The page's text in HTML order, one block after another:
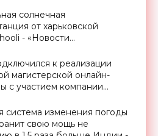
2021» -
солнечная
от харьковской
- «Новости
к реализации
магистерской онлайн-
с участием компании
система изменения погоды
свою мощь не